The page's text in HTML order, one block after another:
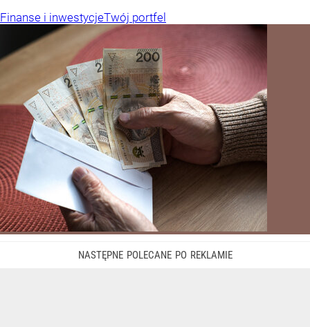
Finanse i inwestycjeTwój portfel